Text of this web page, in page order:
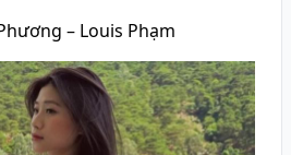
– Louis Phạm